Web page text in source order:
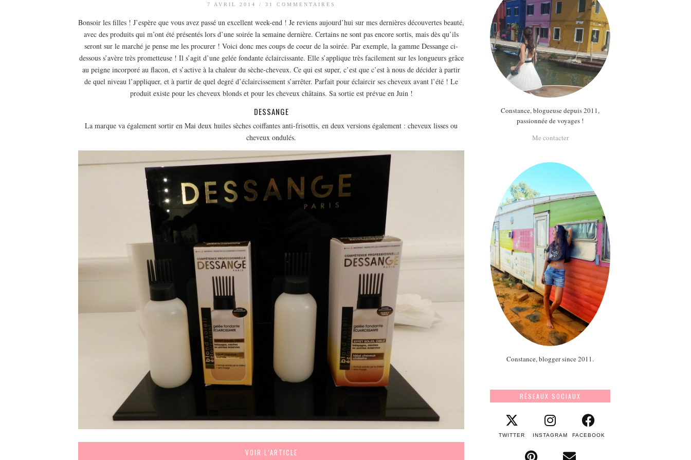
7 AVRIL 2014 / 31 COMMENTAIRES
Bonsoir les filles ! J’espère que vous avez passé un excellent week-end ! Je reviens aujourd’hui sur mes dernières découvertes beauté,
avec des produits qui m’ont été présentés lors d’une soirée la semaine dernière. Certains ne sont pas encore sortis, mais dès qu’ils
seront sur le marché je pense me les procurer ! Voici donc mes coups de coeur de la soirée. Par exemple, la gamme Dessange ci-
dessous s’avère très prometteuse ! Il s’agit d’une gelée fondante éclaircissante. Elle s’applique très facilement sur les longueurs grâce
au peigne incorporé au flacon, et s’active à la chaleur du sèche-cheveux. Ce qui est super, c’est que c’est à nous de décider à partir
de quel niveau l’appliquer, et à partir de quel degré d’éclaircissement s’arrêter. Parfait pour éclaircir ses cheveux avant l’été ! Le
produit existe pour les cheveux blonds et pour les cheveux châtains. Sa sortie est prévue en Juin !
DESSANGE
La marque va également sortir en Mai deux huiles sèches coiffantes anti-frisottis, en deux versions également : cheveux lisses ou
cheveux ondulés.
VOIR L’ARTICLE
Constance, blogueuse depuis 2011,
passionnée de voyages !
Me contacter
Constance, blogger since 2011.
RÉSEAUX SOCIAUX
TWITTER INSTAGRAM FACEBOOK